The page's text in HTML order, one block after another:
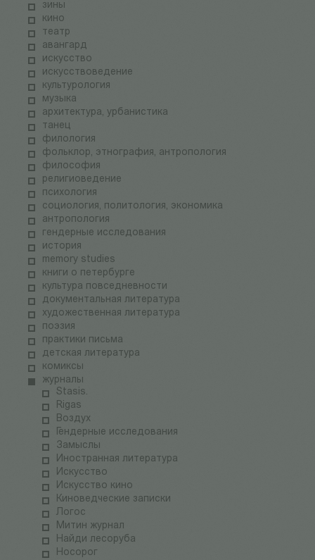
зины
кино
театр
авангард
искусство
искусствоведение
культурология
музыка
архитектура, урбанистика
танец
филология
фольклор, этнография, антропология
философия
религиоведение
психология
социология, политология, экономика
антропология
гендерные исследования
история
memory studies
книги о петербурге
культура повседневности
документальная литература
художественная литература
поэзия
практики письма
детская литература
комиксы
журналы
Stasis.
Rigas
Воздух
Гендерные исследования
Замыслы
Иностранная литература
Искусство
Искусство кино
Киноведческие записки
Логос
Митин журнал
Найди лесоруба
Носорог